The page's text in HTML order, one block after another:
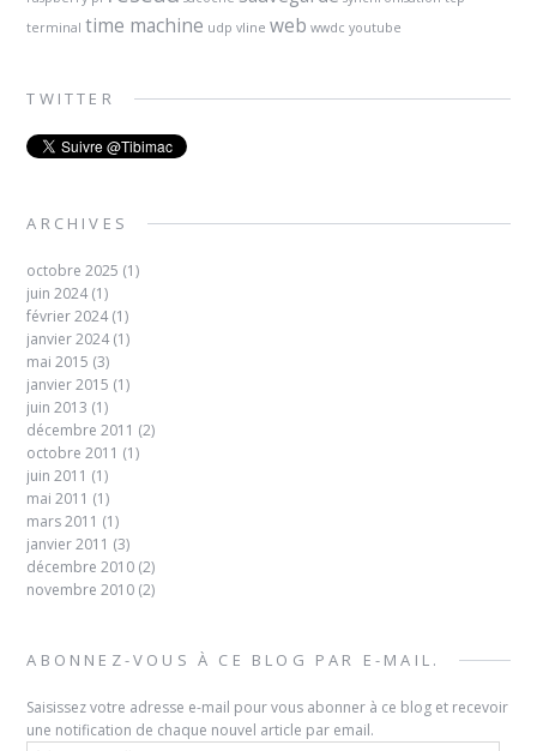
terminal time machine udp vline web wwdc youtube
TWITTER
ARCHIVES
octobre 2025 (1)
juin 2024(1)
février 2024(1)
janvier 2024(1)
mai 2015 (3)
janvier 2015 (1)
juin 2013 (1)
décembre 2011 (2)
octobre 2011 (1)
juin 2011 (1)
mai 2011 (1)
mars 2011 (1)
janvier 2011 (3)
décembre 2010 (2)
novembre 2010 (2)
ABONNEZ-VOUS À CE BLOG PAR E-MAIL.
Saisissez votre adresse e-mail pour vous abonner à ce blog et recevoir
une notification de chaque nouvel article par email.